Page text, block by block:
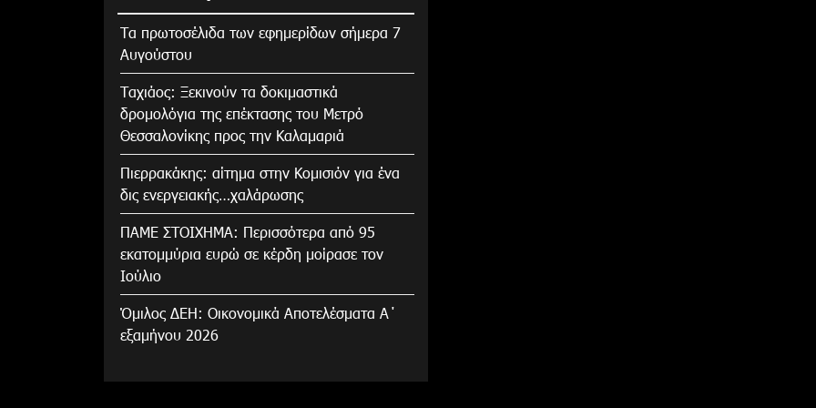
Τα πρωτοσέλιδα των εφημερίδων σήμερα 7
Αυγούστου
Tαχιάος: Ξεκινούν τα δοκιμαστικά
δρομολόγια της επέκτασης του Μετρό
Θεσσαλονίκης προς την Καλαμαριά
Πιερρακάκης: αίτημα στην Κομισιόν για ένα
δις ενεργειακής…χαλάρωσης
ΠΑΜΕ ΣΤΟΙΧΗΜΑ: Περισσότερα από 95
εκατομμύρια ευρώ σε κέρδη μοίρασε τον
Ιούλιο
Όμιλος ΔΕΗ: Οικονομικά Αποτελέσματα Α΄
εξαμήνου 2026